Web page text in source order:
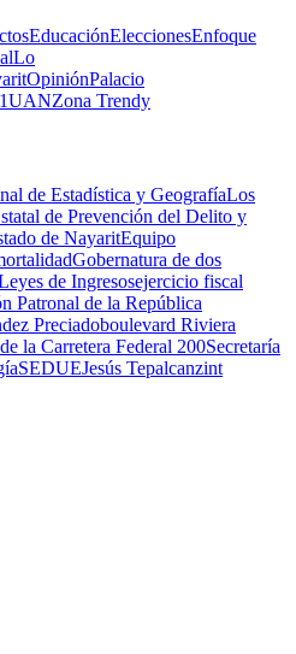
EducaciónEleccionesEnfoque
Lo
OpiniónPalacio
UANZona Trendy
de Estadística y GeografíaLos
de Prevención del Delito y
de NayaritEquipo
Gobernatura de dos
de Ingresosejercicio fiscal
Patronal de la República
Preciadoboulevard Riviera
la Carretera Federal 200Secretaría
SEDUEJesús Tepalcanzint